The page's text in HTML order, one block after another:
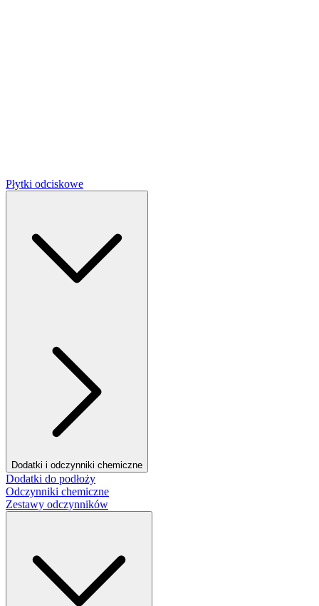
Płytki odciskowe
Dodatki i odczynniki chemiczne
Dodatki do podłoży
Odczynniki chemiczne
Zestawy odczynników